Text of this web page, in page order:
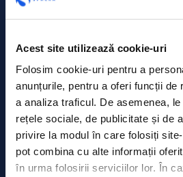
Acest site utilizează cookie-uri
Folosim cookie-uri pentru a
anunțurile, pentru a oferi funcții de
a analiza traficul. De asemenea,
rețele sociale, de publicitate și de
privire la modul în care folosiți
pot combina cu alte informații
în urma folosirii serviciilor lor. În
Contact
Comunicate de presă
Politica de confidențialitate